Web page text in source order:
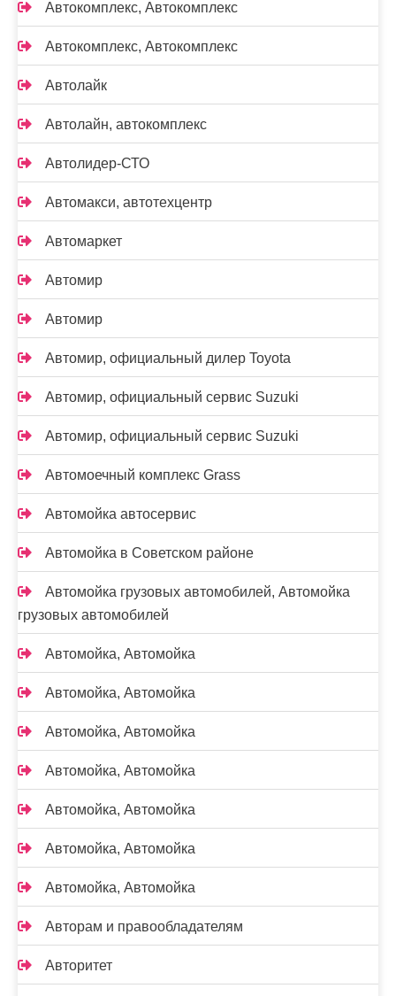
Автокомплекс, Автокомплекс
Автокомплекс, Автокомплекс
Автолайк
Автолайн, автокомплекс
Автолидер-СТО
Автомакси, автотехцентр
Автомаркет
Автомир
Автомир
Автомир, официальный дилер Toyota
Автомир, официальный сервис Suzuki
Автомир, официальный сервис Suzuki
Автомоечный комплекс Grass
Автомойка автосервис
Автомойка в Советском районе
Автомойка грузовых автомобилей, Автомойка
грузовых автомобилей
Автомойка, Автомойка
Автомойка, Автомойка
Автомойка, Автомойка
Автомойка, Автомойка
Автомойка, Автомойка
Автомойка, Автомойка
Автомойка, Автомойка
Авторам и правообладателям
Авторитет